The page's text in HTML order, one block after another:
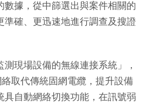
數據，從中篩選出與案件相關的
準確、更迅速地進行調查及搜證
現場設備的無線連接系統」，
取代傳統固網電纜，提升設備
具自動網絡切換功能，在訊號弱